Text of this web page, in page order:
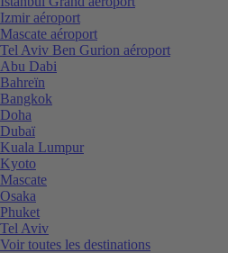
Izmir aéroport
Mascate aéroport
Tel Aviv Ben Gurion aéroport
Abu Dabi
Bahreïn
Bangkok
Doha
Dubaï
Kuala Lumpur
Kyoto
Mascate
Osaka
Phuket
Tel Aviv
Voir toutes les destinations